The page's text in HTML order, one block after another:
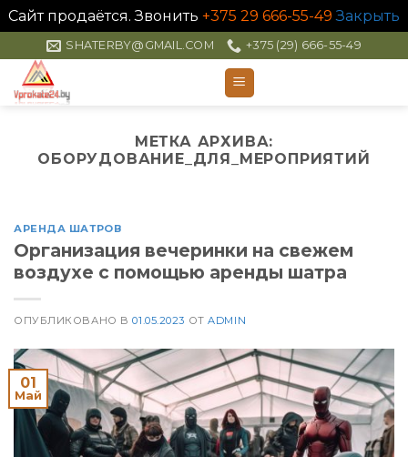
Сайт продаётся. Звонить +375 29 666-55-49 Закрыть
to
content
SHATERBY@GMAIL.COM +375 (29) 666-55-49
МЕТКА АРХИВА:
ОБОРУДОВАНИЕ_ДЛЯ_МЕРОПРИЯТИЙ
АРЕНДА ШАТРОВ
Организация вечеринки на свежем
воздухе с помощью аренды шатра
ОПУБЛИКОВАНО В01.05.2023 ОТADMIN
01
Май